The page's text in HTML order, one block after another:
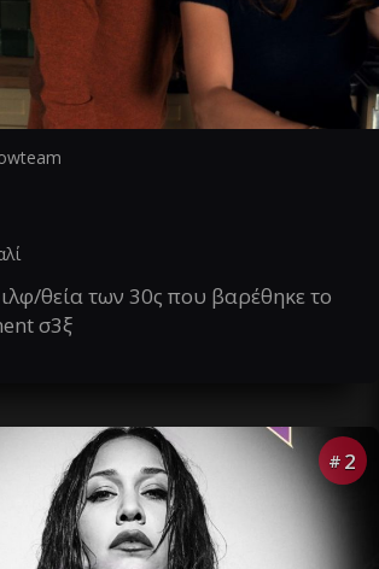
θεία των 30ς που βαρέθηκε το
σ3ξ
# 2